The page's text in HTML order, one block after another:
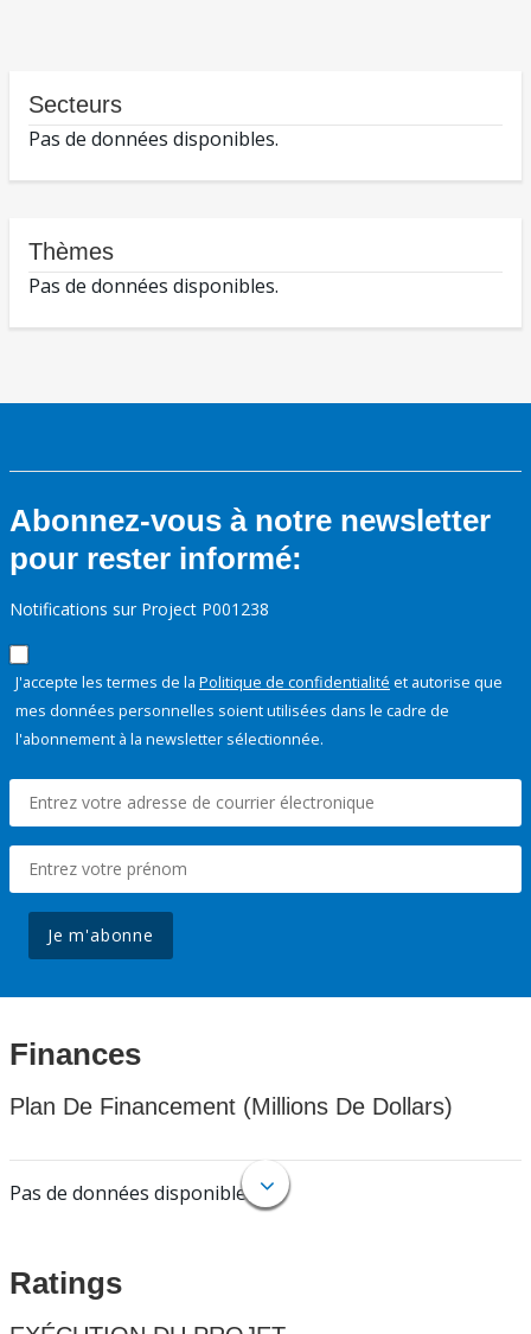
Secteurs
Pas de données disponibles.
Thèmes
Pas de données disponibles.
Abonnez-vous à notre newsletter
pour rester informé:
Notifications sur Project P001238
J'accepte les termes de la Politique de confidentialité et autorise que
mes données personnelles soient utilisées dans le cadre de
l'abonnement à la newsletter sélectionnée.
Je m'abonne
Finances
Plan De Financement (Millions De Dollars)
Pas de données disponibles.
Ratings